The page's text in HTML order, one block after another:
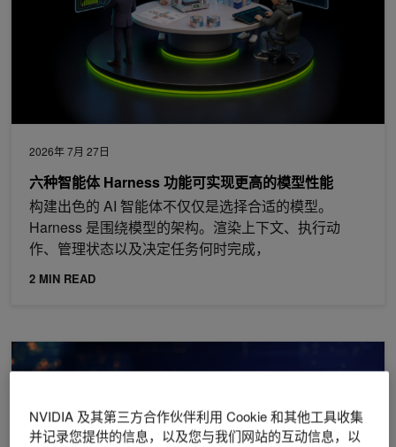
2026年 7月 27日
六种智能体 Harness 功能可实现更高的模型性能
构建出色的 AI 智能体不仅仅是选择合适的模型。
Harness 是围绕模型的架构。渲染上下文、执行动
作、管理状态以及决定任务何时完成，
2 MIN READ
在 NVIDIA CUDA 13.3 中使用无带乘法构建更快的加密技术
NVIDIA 及其第三方合作伙伴利用 Cookie 和其他工具收集
并记录您提供的信息，以及您与我们网站的互动信息，以